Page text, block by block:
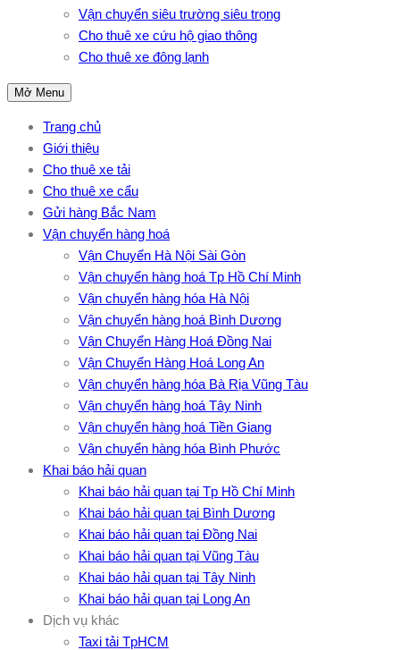
Vận chuyển siêu trường siêu trọng
Cho thuê xe cứu hộ giao thông
Cho thuê xe đông lạnh
Mở Menu
Trang chủ
Giới thiệu
Cho thuê xe tải
Cho thuê xe cẩu
Gửi hàng Bắc Nam
Vận chuyển hàng hoá
Vận Chuyển Hà Nội Sài Gòn
Vận chuyển hàng hoá Tp Hồ Chí Minh
Vận chuyển hàng hóa Hà Nội
Vận chuyển hàng hoá Bình Dương
Vận Chuyển Hàng Hoá Đồng Nai
Vận Chuyển Hàng Hoá Long An
Vận chuyển hàng hóa Bà Rịa Vũng Tàu
Vận chuyển hàng hoá Tây Ninh
Vận chuyển hàng hoá Tiền Giang
Vận chuyển hàng hóa Bình Phước
Khai báo hải quan
Khai báo hải quan tại Tp Hồ Chí Minh
Khai báo hải quan tại Bình Dương
Khai báo hải quan tại Đồng Nai
Khai báo hải quan tại Vũng Tàu
Khai báo hải quan tại Tây Ninh
Khai báo hải quan tại Long An
Dịch vụ khác
Taxi tải TpHCM